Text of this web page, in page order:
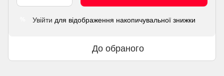
Увійти для відображення накопичувальної знижки
До обраного